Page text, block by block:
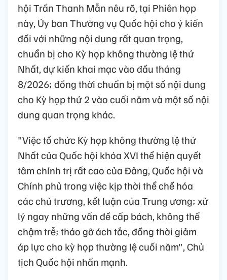
hội Trần Thanh Mẫn nêu rõ, tại Phiên họp
này, Ủy ban Thường vụ Quốc hội cho ý kiến
đối với những nội dung rất quan trọng,
chuẩn bị cho Kỳ họp không thường lệ thứ
Nhất, dự kiến khai mạc vào đầu tháng
8/2026; đồng thời chuẩn bị một số nội dung
cho Kỳ họp thứ 2 vào cuối năm và một số nội
dung quan trọng khác.
"Việc tổ chức Kỳ họp không thường lệ thứ
Nhất của Quốc hội khóa XVI thể hiện quyết
tâm chính trị rất cao của Đảng, Quốc hội và
Chính phủ trong việc kịp thời thể chế hóa
các chủ trương, kết luận của Trung ương; xử
lý ngay những vấn đề cấp bách, không thể
chậm trễ; tháo gỡ ách tắc, đồng thời giảm
áp lực cho kỳ họp thường lệ cuối năm", Chủ
tịch Quốc hội nhấn mạnh.